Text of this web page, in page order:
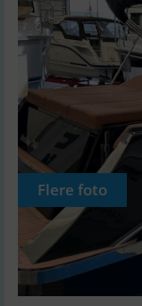
Flere foto